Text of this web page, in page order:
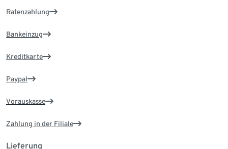
Ratenzahlung
Bankeinzug
Kreditkarte
Paypal
Vorauskasse
Zahlung in der Filiale
Lieferung